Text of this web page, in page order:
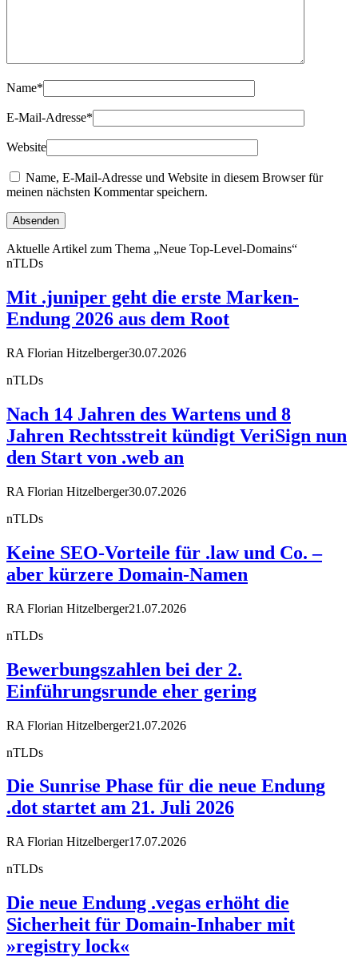
Name*
E-Mail-Adresse*
Website
Name, E-Mail-Adresse und Website in diesem Browser für
meinen nächsten Kommentar speichern.
Aktuelle Artikel zum Thema „Neue Top-Level-Domains“
nTLDs
Mit .juniper geht die erste Marken-
Endung 2026 aus dem Root
RA Florian Hitzelberger30.07.2026
nTLDs
Nach 14 Jahren des Wartens und 8
Jahren Rechtsstreit kündigt VeriSign nun
den Start von .web an
RA Florian Hitzelberger30.07.2026
nTLDs
Keine SEO-Vorteile für .law und Co. –
aber kürzere Domain-Namen
RA Florian Hitzelberger21.07.2026
nTLDs
Bewerbungszahlen bei der 2.
Einführungsrunde eher gering
RA Florian Hitzelberger21.07.2026
nTLDs
Die Sunrise Phase für die neue Endung
.dot startet am 21. Juli 2026
RA Florian Hitzelberger17.07.2026
nTLDs
Die neue Endung .vegas erhöht die
Sicherheit für Domain-Inhaber mit
»registry lock«